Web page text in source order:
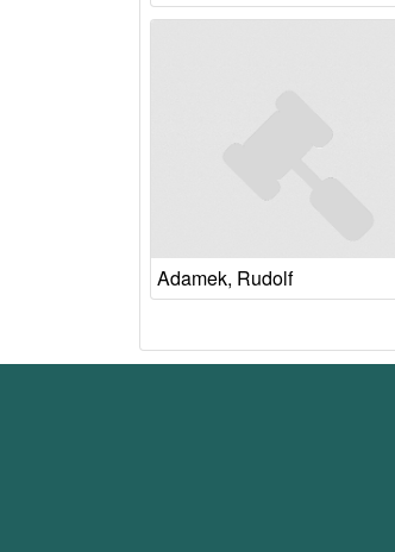
Adamek, Rudolf